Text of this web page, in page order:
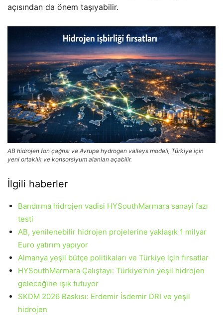
açısından da önem taşıyabilir.
AB hidrojen fon çağrısı ve Avrupa hydrogen valleys modeli, Türkiye için
yeni ortaklık ve konsorsiyum alanları açabilir.
İlgili haberler
Bandırma hidrojen vadisi HYSouthMarmara sanayi fazı
testi
AB, yenilenebilir hidrojen projelerine yaklaşık 1 milyar
Euro yatırım yapıyor
Almanya yeşil bütçe politikaları ve Türkiye için fırsatlar
HYSouthMarmara Çalıştayı: Türkiye’nin yeşil hidrojen
geleceğine ışık tutuyor
SKDM 2026 Baskısı: Erdemir İsdemir DRI ve yeşil
hidrojen